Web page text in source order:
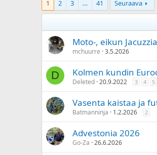
1
2 3 … 41 Seuraava
Moto-, eikun
mchuurre 3.5.2026
D Kolmen kundin
Deleted 20.9.2022 3 4 5
Vasenta kaistaa ja
Batmanninja 1.2.2026 2
Advestonia 2026
Go-Za 26.6.2026